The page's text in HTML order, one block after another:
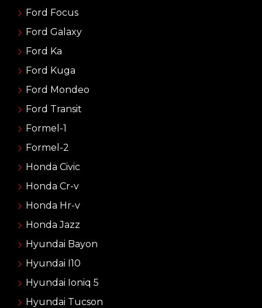
Ford Focus
Ford Galaxy
Ford Ka
Ford Kuga
Ford Mondeo
Ford Transit
Formel-1
Formel-2
Honda Civic
Honda Cr-v
Honda Hr-v
Honda Jazz
Hyundai Bayon
Hyundai I10
Hyundai Ioniq 5
Hyundai Tucson